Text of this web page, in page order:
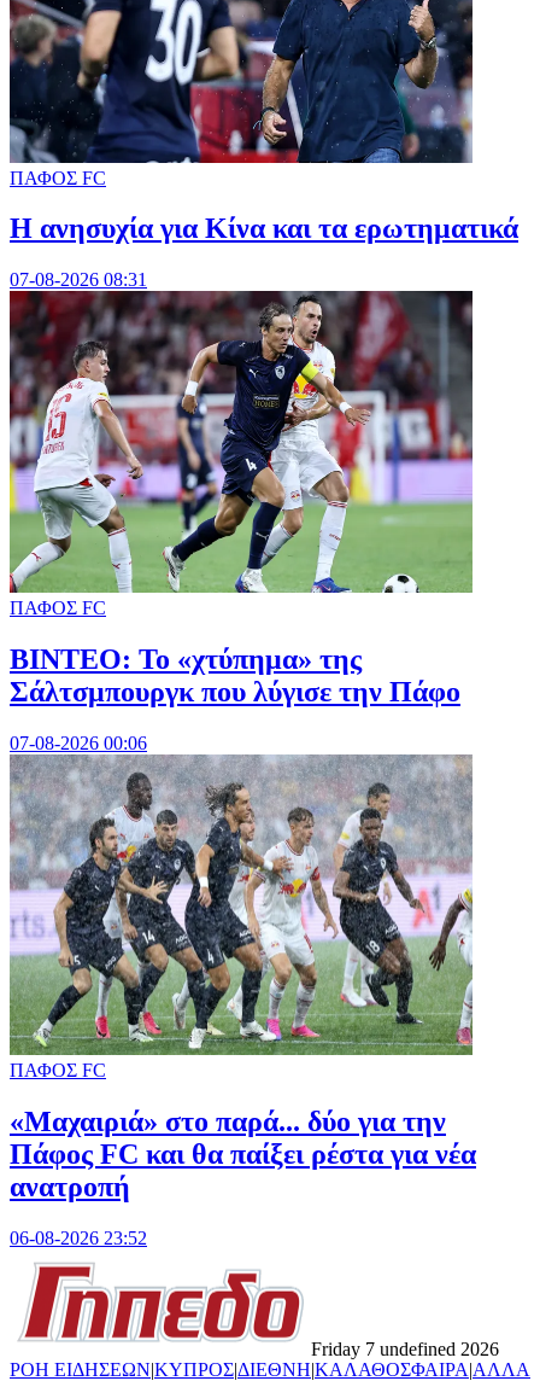
ΠΑΦΟΣ FC
Η ανησυχία για Κίνα και τα ερωτηματικά
07-08-2026 08:31
ΠΑΦΟΣ FC
ΒΙΝΤΕΟ: Το «χτύπημα» της
Σάλτσμπουργκ που λύγισε την Πάφο
07-08-2026 00:06
ΠΑΦΟΣ FC
«Μαχαιριά» στο παρά... δύο για την
Πάφος FC και θα παίξει ρέστα για νέα
ανατροπή
06-08-2026 23:52
Friday 7 undefined 2026
ΡΟΗ ΕΙΔΗΣΕΩΝ|ΚΥΠΡΟΣ|ΔΙΕΘΝΗ|ΚΑΛΑΘΟΣΦΑΙΡΑ|ΑΛΛΑ